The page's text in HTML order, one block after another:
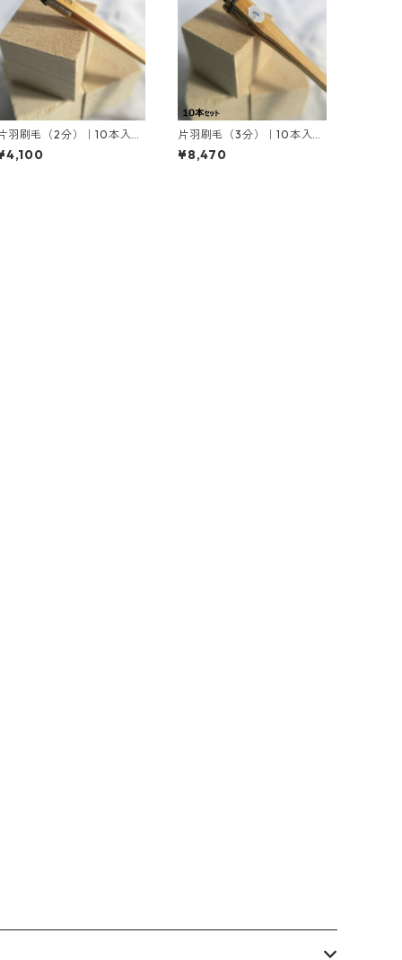
羽刷毛（2分）｜10本入り
お取り寄せ商品
片羽刷毛（3分）｜10本入り
｜お取り寄せ商品
¥8,470